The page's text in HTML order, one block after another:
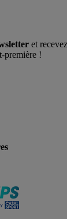
et
première !